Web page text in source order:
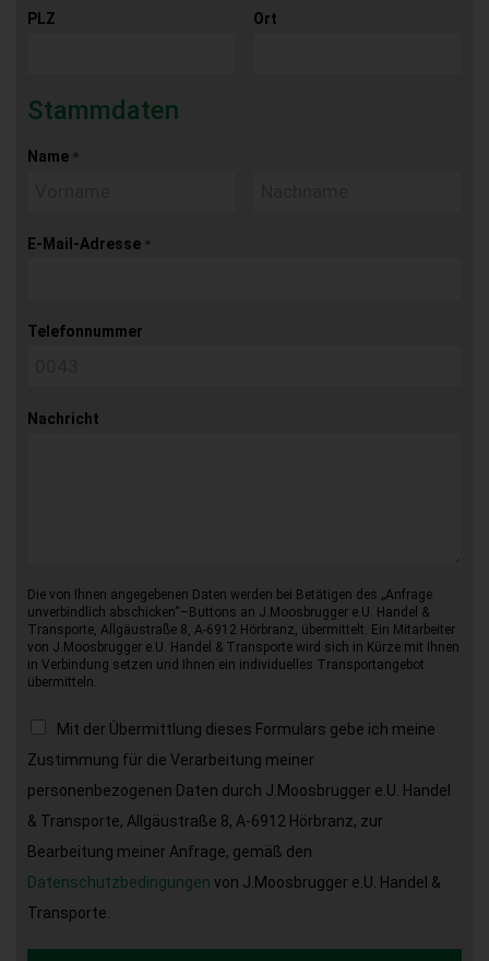
PLZ Ort
Stammdaten
Name *
E-Mail-Adresse *
Telefonnummer
Nachricht
Die von Ihnen angegebenen Daten werden bei Betätigen des „Anfrage
unverbindlich abschicken“–Buttons an J.Moosbrugger e.U. Handel &
Transporte, Allgäustraße 8, A-6912 Hörbranz, übermittelt. Ein Mitarbeiter
von J.Moosbrugger e.U. Handel & Transporte wird sich in Kürze mit Ihnen
in Verbindung setzen und Ihnen ein individuelles Transportangebot
übermitteln.
Mit der Übermittlung dieses Formulars gebe ich meine
Zustimmung für die Verarbeitung meiner
personenbezogenen Daten durch J.Moosbrugger e.U. Handel
& Transporte, Allgäustraße 8, A-6912 Hörbranz, zur
Bearbeitung meiner Anfrage, gemäß den
Datenschutzbedingungen von J.Moosbrugger e.U. Handel &
Transporte.